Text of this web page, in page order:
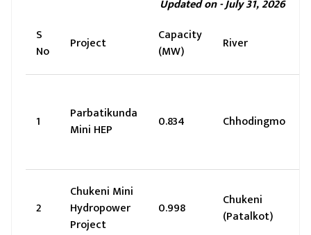
Updated on - July 31, 2026
S
No
Project
Capacity
(MW)
River
1
Parbatikunda
Mini HEP
0.834 Chhodingmo
2
Chukeni Mini
Hydropower
Project
0.998
Chukeni
(Patalkot)